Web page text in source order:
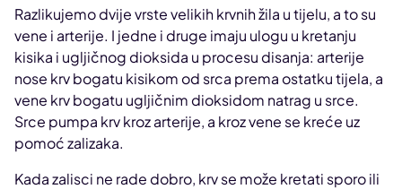
Razlikujemo dvije vrste velikih krvnih žila u tijelu, a to su
vene i arterije. I jedne i druge imaju ulogu u kretanju
kisika i ugljičnog dioksida u procesu disanja: arterije
nose krv bogatu kisikom od srca prema ostatku tijela, a
vene krv bogatu ugljičnim dioksidom natrag u srce.
Srce pumpa krv kroz arterije, a kroz vene se kreće uz
pomoć zalizaka.
Kada zalisci ne rade dobro, krv se može kretati sporo ili